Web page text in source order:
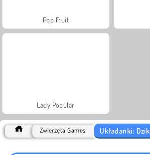
Pop Fruit
Lady Popular
Zwierzęta Games Układanki: